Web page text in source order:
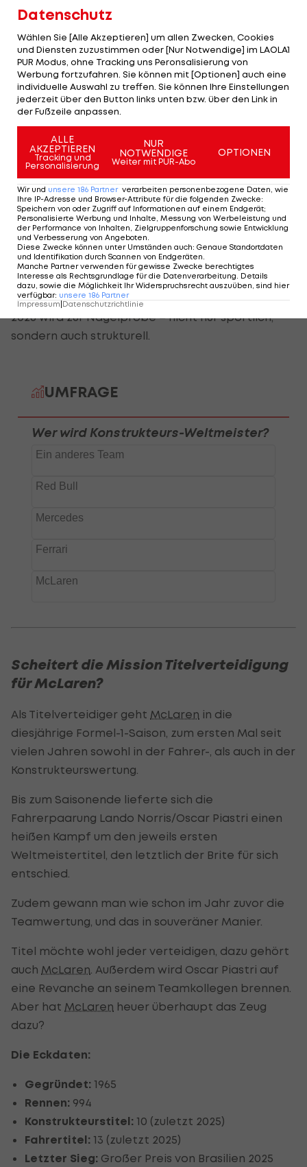
Favorit. Vieles deutet derzeit auf die Rolle der
vierten Kraft hinterMcLaren,Ferrariund
Mercedes hin.
Sollte der neue Antrieb schneller zünden als
erwartet, kann sich das Kräfteverhältnis rasch
verschieben. Doch Stand jetzt wäre alles andere
als Rang vier in der Konstrukteurs-WM eine
Überraschung.
Mit Verstappen verfügt der österreichisch-
britische Rennstall aber weiterhin über den wohl
besten Fahrer im Paddock. Allein deshalb wird
Red Bull um Rennsiege kämpfen. Ob es jedoch für
den Titel reicht, bleibt abzuwarten.
2026 wird zur Nagelprobe – nicht nur sportlich,
sondern auch strukturell.
Scheitert die Mission Titelverteidigung
für McLaren?
Als Titelverteidiger geht McLaren in die
diesjährige Formel-1-Saison, zum ersten Mal seit
vielen Jahren sowohl in der Fahrer-, als auch in der
Konstrukteurswertung.
Bis zum Saisonende lieferte sich die
Fahrerpaarung Lando Norris/Oscar Piastri einen
heißen Kampf um den jeweils ersten
Weltmeistertitel, den letztlich der Brite für sich
entschied.
Zudem gewann man wie schon im Jahr zuvor die
Teamwertung, und das in souveräner Manier.
Titel möchte wohl jeder verteidigen, dazu gehört
auch McLaren. Außerdem wird Oscar Piastri auf
eine Revanche an seinem Teamkollegen brennen.
Aber hat McLaren heuer überhaupt das Zeug
dazu?
Die Eckdaten:
Gegründet: 1965
Rennen: 994
Konstrukteurstitel: 10 (zuletzt 2025)
Fahrertitel: 13 (zuletzt 2025)
Letzter Sieg: Großer Preis von Brasilien 2025
Datenschutz
Wählen Sie [Alle Akzeptieren] um allen Zwecken, Cookies
und Diensten zuzustimmen oder [Nur Notwendige] im LAOLA1
PUR Modus, ohne Tracking uns Peronsalisierung von
Werbung fortzufahren. Sie können mit [Optionen] auch eine
individuelle Auswahl zu treffen. Sie können Ihre Einstellungen
jederzeit über den Button links unten bzw. über den Link in
der Fußzeile anpassen.
ALLE
AKZEPTIEREN
Tracking und
Personalisierung
NUR
NOTWENDIGE
Weiter mit PUR-Abo
OPTIONEN
Wir und unsere 186 Partner verarbeiten personenbezogene Daten, wie
Ihre IP-Adresse und Browser-Attribute für die folgenden Zwecke:
Speichern von oder Zugriff auf Informationen auf einem Endgerät;
Personalisierte Werbung und Inhalte, Messung von Werbeleistung und
der Performance von Inhalten, Zielgruppenforschung sowie Entwicklung
und Verbesserung von Angeboten.
Diese Zwecke können unter Umständen auch: Genaue Standortdaten
und Identifikation durch Scannen von Endgeräten.
Manche Partner verwenden für gewisse Zwecke berechtigtes
Interesse als Rechtsgrundlage für die Datenverarbeitung. Details
dazu, sowie die Möglichkeit Ihr Widerspruchsrecht auszuüben, sind hier
verfügbar: unsere 186 Partner
Impressum Datenschutzrichtlinie